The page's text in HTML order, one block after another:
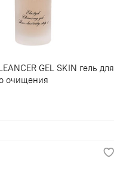
GEL SKIN гель для
очищения